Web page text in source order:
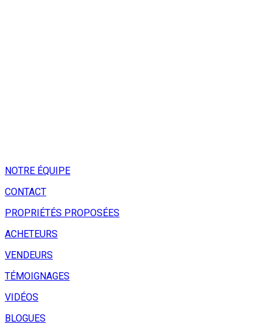
NOTRE ÉQUIPE
CONTACT
PROPRIÉTÉS PROPOSÉES
ACHETEURS
VENDEURS
TÉMOIGNAGES
VIDÉOS
BLOGUES